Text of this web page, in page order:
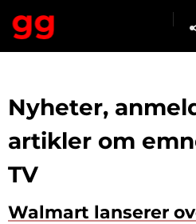
Nyheter,
artikler om
TV
Walmart lanserer